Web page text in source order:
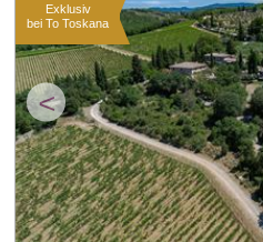
<
Exklusiv
bei To Toskana